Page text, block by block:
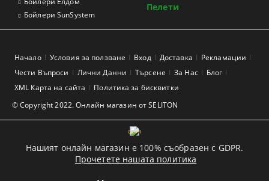
Бойлери SunSystem
Пелети
© Copyright 2022. Онлайн магазин от SELITON
Начало Условия за ползване Вход Доставка
Рекламации
Чести Въпроси
Лични Данни Търсене За Нас
Блог
XML Карта на сайта
Политика за бисквитки
GDPR
Нашият онлайн магазин е 100% съобразен с GDPR.
Прочетете нашата политика